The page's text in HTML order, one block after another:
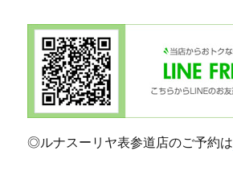
◎ルナスーリヤ表参道店のご予約は